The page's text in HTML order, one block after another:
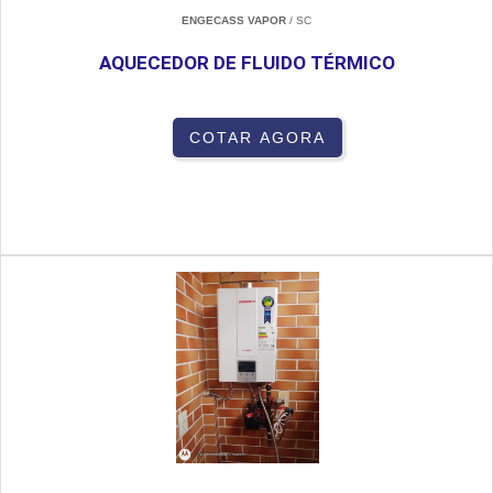
ENGECASS VAPOR / SC
AQUECEDOR DE FLUIDO TÉRMICO
COTAR AGORA